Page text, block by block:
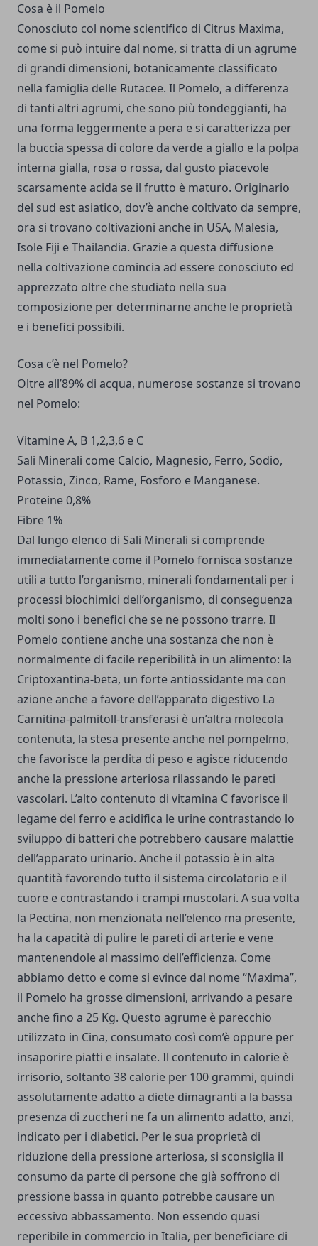
Cosa è il Pomelo
Conosciuto col nome scientifico di Citrus Maxima,
come si può intuire dal nome, si tratta di un agrume
di grandi dimensioni, botanicamente classificato
nella famiglia delle Rutacee. Il Pomelo, a differenza
di tanti altri agrumi, che sono più tondeggianti, ha
una forma leggermente a pera e si caratterizza per
la buccia spessa di colore da verde a giallo e la polpa
interna gialla, rosa o rossa, dal gusto piacevole
scarsamente acida se il frutto è maturo. Originario
del sud est asiatico, dov’è anche coltivato da sempre,
ora si trovano coltivazioni anche in USA, Malesia,
Isole Fiji e Thailandia. Grazie a questa diffusione
nella coltivazione comincia ad essere conosciuto ed
apprezzato oltre che studiato nella sua
composizione per determinarne anche le proprietà
e i benefici possibili.
Cosa c’è nel Pomelo?
Oltre all’89% di acqua, numerose sostanze si trovano
nel Pomelo:
Vitamine A, B 1,2,3,6 e C
Sali Minerali come Calcio, Magnesio, Ferro, Sodio,
Potassio, Zinco, Rame, Fosforo e Manganese.
Proteine 0,8%
Fibre 1%
Dal lungo elenco di Sali Minerali si comprende
immediatamente come il Pomelo fornisca sostanze
utili a tutto l’organismo, minerali fondamentali per i
processi biochimici dell’organismo, di conseguenza
molti sono i benefici che se ne possono trarre. Il
Pomelo contiene anche una sostanza che non è
normalmente di facile reperibilità in un alimento: la
Criptoxantina-beta, un forte antiossidante ma con
azione anche a favore dell’apparato digestivo La
Carnitina-palmitoll-transferasi è un’altra molecola
contenuta, la stesa presente anche nel pompelmo,
che favorisce la perdita di peso e agisce riducendo
anche la pressione arteriosa rilassando le pareti
vascolari. L’alto contenuto di vitamina C favorisce il
legame del ferro e acidifica le urine contrastando lo
sviluppo di batteri che potrebbero causare malattie
dell’apparato urinario. Anche il potassio è in alta
quantità favorendo tutto il sistema circolatorio e il
cuore e contrastando i crampi muscolari. A sua volta
la Pectina, non menzionata nell’elenco ma presente,
ha la capacità di pulire le pareti di arterie e vene
mantenendole al massimo dell’efficienza. Come
abbiamo detto e come si evince dal nome “Maxima”,
il Pomelo ha grosse dimensioni, arrivando a pesare
anche fino a 25 Kg. Questo agrume è parecchio
utilizzato in Cina, consumato così com’è oppure per
insaporire piatti e insalate. Il contenuto in calorie è
irrisorio, soltanto 38 calorie per 100 grammi, quindi
assolutamente adatto a diete dimagranti a la bassa
presenza di zuccheri ne fa un alimento adatto, anzi,
indicato per i diabetici. Per le sua proprietà di
riduzione della pressione arteriosa, si sconsiglia il
consumo da parte di persone che già soffrono di
pressione bassa in quanto potrebbe causare un
eccessivo abbassamento. Non essendo quasi
reperibile in commercio in Italia, per beneficiare di